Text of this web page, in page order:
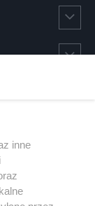
inne